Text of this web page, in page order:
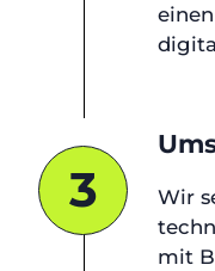
3
Wir
mit